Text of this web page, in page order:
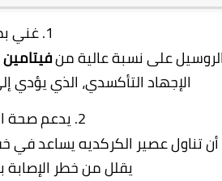
1. غني بمضادات الأكسدة
على نسبة عالية منفيتامين C
الإجهاد التأكسدي، الذي يؤدي
2. يدعم صحة القلب والأوعية الدموية
يقلل من خطر الإصابة